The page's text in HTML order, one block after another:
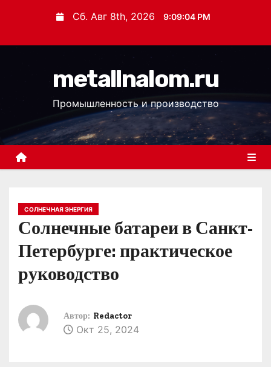
с
Сб. Авг 8th, 2026 9:09:05 PM
metallnalom.ru
Промышленность и производство
СОЛНЕЧНАЯ ЭНЕРГИЯ
Солнечные батареи в Санкт-
Петербурге: практическое
руководство
Автор: Redactor
Окт 25, 2024